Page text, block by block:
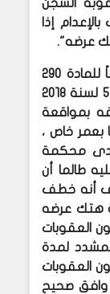
السجن
إذا
عرضه".
بما مؤداه أن المشرع عاقب الخاطف وفقاً للمادة 290
من قانون العقوبات المعدلة بالقانون رقم 5 لسنة 2018
بمواقعة
خاص ،
لدى محكمة
طالما أن
أنه خطف
هتك عرضه
من المادة 290 من قانون العقوبات
لمدة
للمادة 17 من قانون العقوبات
وافق صحيح